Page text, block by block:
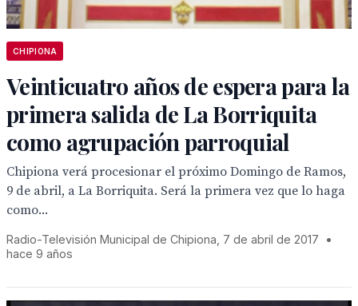
CHIPIONA
Veinticuatro años de espera para la
primera salida de La Borriquita
como agrupación parroquial
Chipiona verá procesionar el próximo Domingo de Ramos,
9 de abril, a La Borriquita. Será la primera vez que lo haga
como...
Radio-Televisión Municipal de Chipiona, 7 de abril de 2017
•
hace 9 años